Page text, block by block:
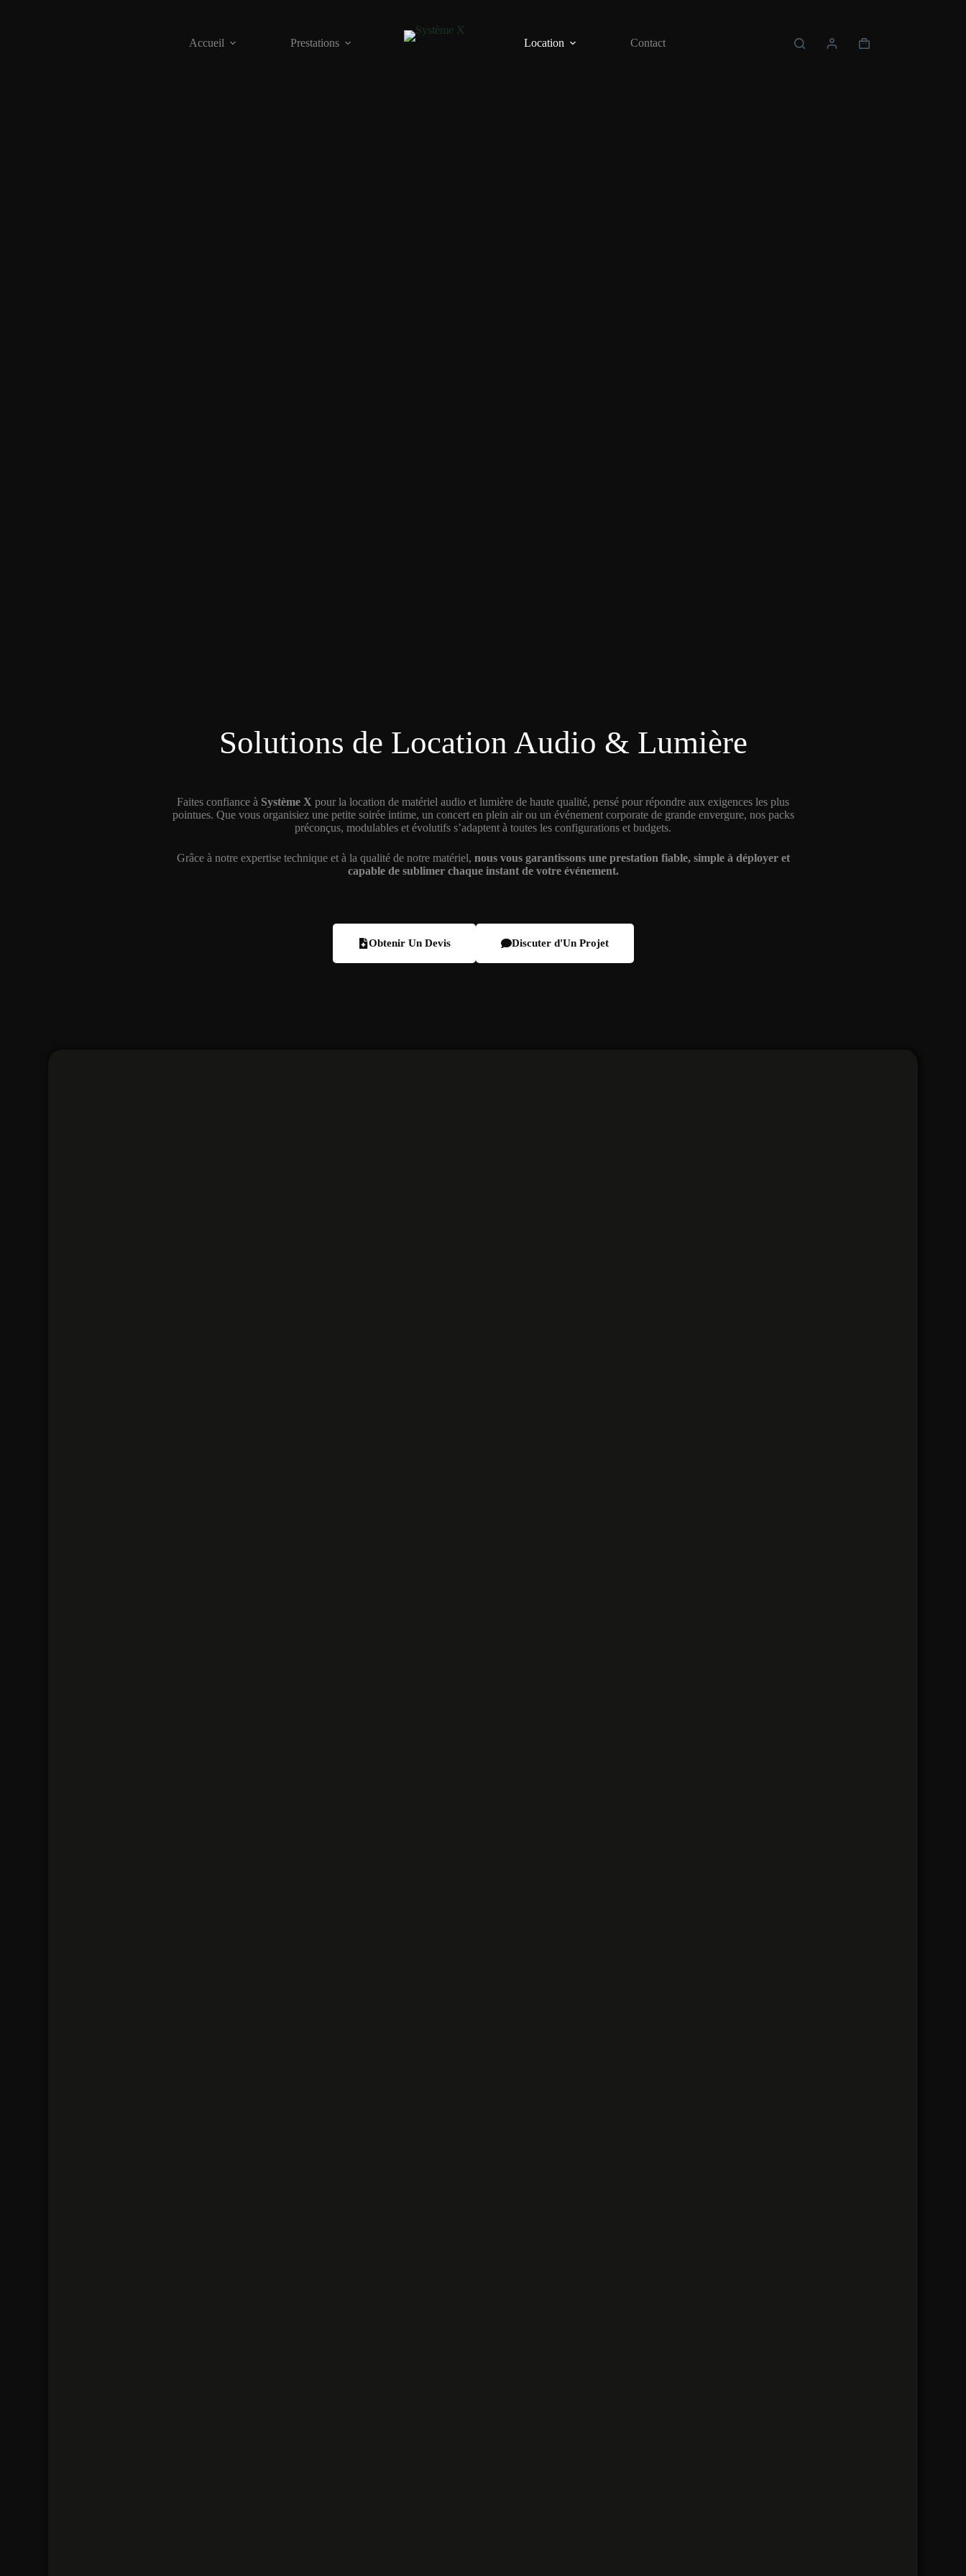
Accueil Prestations Location Contact
Solutions de Location Audio & Lumière
Faites confiance à Système X pour la location de matériel audio et lumière de haute qualité, pensé pour répondre aux exigences les plus
pointues. Que vous organisiez une petite soirée intime, un concert en plein air ou un événement corporate de grande envergure, nos packs
préconçus, modulables et évolutifs s’adaptent à toutes les configurations et budgets.
Grâce à notre expertise technique et à la qualité de notre matériel, nous vous garantissons une prestation fiable, simple à déployer et
capable de sublimer chaque instant de votre événement.
Obtenir Un Devis Discuter d'Un Projet